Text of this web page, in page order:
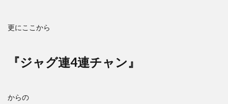
更にここから
『ジャグ連4連チャン』
からの